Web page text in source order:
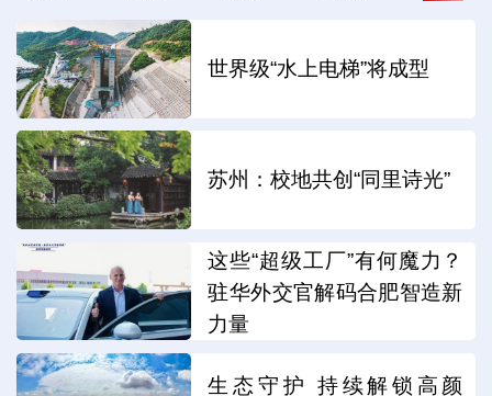
世界级“水上电梯”将成型
苏州：校地共创“同里诗光”
这些“超级工厂”有何魔力？
驻华外交官解码合肥智造新
力量
生态守护 持续解锁高颜